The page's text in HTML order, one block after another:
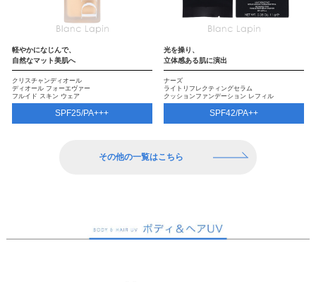
軽やかになじんで、
自然なマット美肌へ
クリスチャンディオール
ディオール フォーエヴァー
フルイド スキン ウェア
SPF25/PA+++
光を操り、
立体感ある肌に演出
ナーズ
ライトリフレクティングセラム
クッションファンデーション レフィル
SPF42/PA++
その他の一覧はこちら